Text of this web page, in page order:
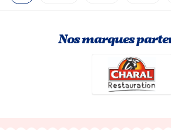
Nos marques